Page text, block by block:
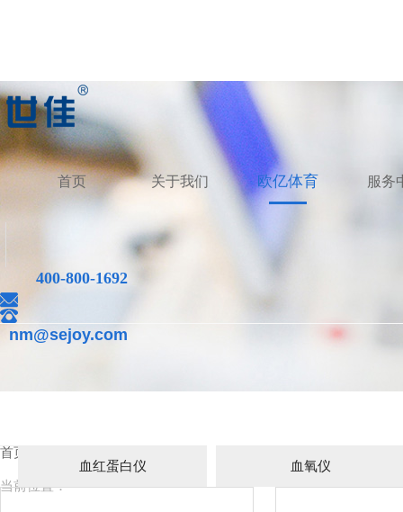
首页
当前位置：
血红蛋白仪 血氧仪
首页 关于我们 欧亿体育 服务
400-800-1692
nm@sejoy.com